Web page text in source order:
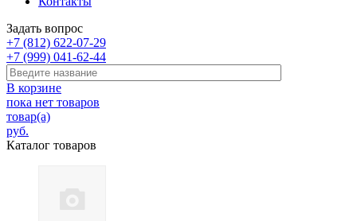
Задать вопрос
+7 (812) 622-07-29
+7 (999) 041-62-44
В корзине
пока нет товаров
товар(а)
руб.
Каталог товаров